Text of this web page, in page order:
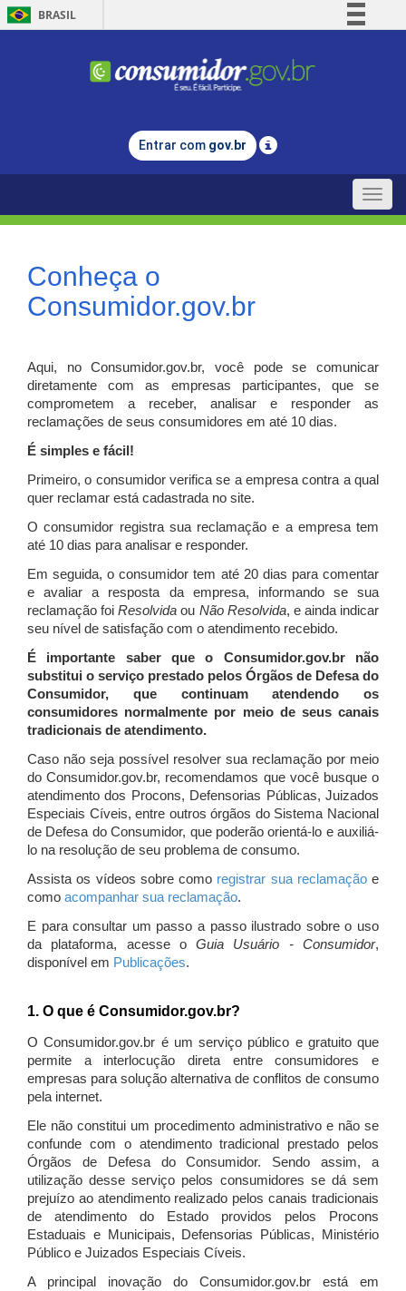
BRASIL
Comunica BR
Legislação
Entrar com gov.br
Toggle
Conheça o
Consumidor.gov.br
Aqui, no Consumidor.gov.br, você pode se comunicar
diretamente com as empresas participantes, que se
comprometem a receber, analisar e responder as
reclamações de seus consumidores em até 10 dias.
É simples e fácil!
Primeiro, o consumidor verifica se a empresa contra a qual
quer reclamar está cadastrada no site.
O consumidor registra sua reclamação e a empresa tem
até 10 dias para analisar e responder.
Em seguida, o consumidor tem até 20 dias para comentar
e avaliar a resposta da empresa, informando se sua
reclamação foiResolvida ou Não Resolvida, e ainda indicar
seu nível de satisfação com o atendimento recebido.
É importante saber que o Consumidor.gov.br não
substitui o serviço prestado pelos Órgãos de Defesa do
Consumidor, que continuam atendendo os
consumidores normalmente por meio de seus canais
tradicionais de atendimento.
Caso não seja possível resolver sua reclamação por meio
do Consumidor.gov.br, recomendamos que você busque o
atendimento dos Procons, Defensorias Públicas, Juizados
Especiais Cíveis, entre outros órgãos do Sistema Nacional
de Defesa do Consumidor, que poderão orientá-lo e auxiliá-
lo na resolução de seu problema de consumo.
Assista os vídeos sobre como registrar sua reclamaçãoe
como acompanhar sua reclamação.
E para consultar um passo a passo ilustrado sobre o uso
da plataforma, acesse oGuia Usuário - Consumidor,
disponível em Publicações.
1. O que é Consumidor.gov.br?
O Consumidor.gov.br é um serviço público e gratuito que
permite a interlocução direta entre consumidores e
empresas para solução alternativa de conflitos de consumo
pela internet.
Ele não constitui um procedimento administrativo e não se
confunde com o atendimento tradicional prestado pelos
Órgãos de Defesa do Consumidor. Sendo assim, a
utilização desse serviço pelos consumidores se dá sem
prejuízo ao atendimento realizado pelos canais tradicionais
de atendimento do Estado providos pelos Procons
Estaduais e Municipais, Defensorias Públicas, Ministério
Público e Juizados Especiais Cíveis.
A principal inovação do Consumidor.gov.br está em